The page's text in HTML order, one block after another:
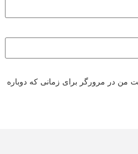
من در مرورگر برای زمانی که دوباره